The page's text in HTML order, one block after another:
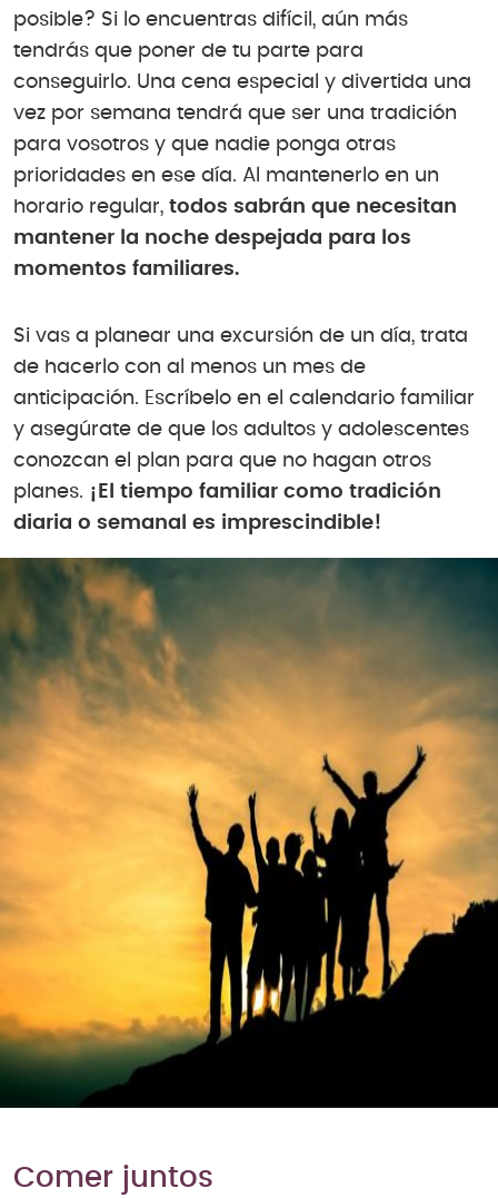
posible? Si lo encuentras difícil, aún más
tendrás que poner de tu parte para
conseguirlo. Una cena especial y divertida una
vez por semana tendrá que ser una tradición
para vosotros y que nadie ponga otras
prioridades en ese día. Al mantenerlo en un
horario regular, todos sabrán que necesitan
mantener la noche despejada para los
momentos familiares.
Si vas a planear una excursión de un día, trata
de hacerlo con al menos un mes de
anticipación. Escríbelo en el calendario familiar
y asegúrate de que los adultos y adolescentes
conozcan el plan para que no hagan otros
planes. ¡El tiempo familiar como tradición
diaria o semanal es imprescindible!
Comer juntos